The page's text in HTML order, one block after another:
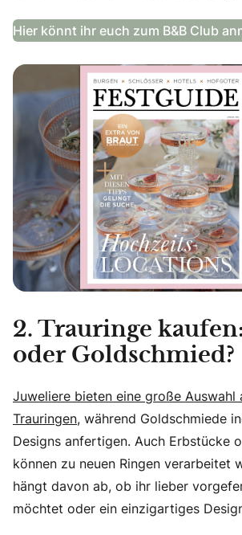
Hier könnt ihr euch zum B&B Club
2. Trauringe
oder Goldschmied?
Juweliere bieten eine große Auswahl
Trauringen, während Goldschmiede
Designs anfertigen. Auch Erbstücke
können zu neuen Ringen verarbeitet
hängt davon ab, ob ihr lieber
möchtet oder ein einzigartiges